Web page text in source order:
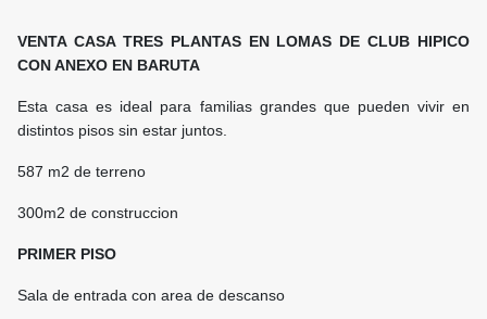
VENTA CASA TRES PLANTAS EN LOMAS DE CLUB HIPICO
CON ANEXO EN BARUTA
Esta casa es ideal para familias grandes que pueden vivir en
distintos pisos sin estar juntos.
587 m2 de terreno
300m2 de construccion
PRIMER PISO
Sala de entrada con area de descanso